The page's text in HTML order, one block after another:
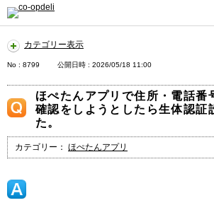
カテゴリー表示
No : 8799 公開日時 : 2026/05/18 11:00
ほぺたんアプリで住所・電話番
確認をしようとしたら生体認証
た。
カテゴリー： ほぺたんアプリ